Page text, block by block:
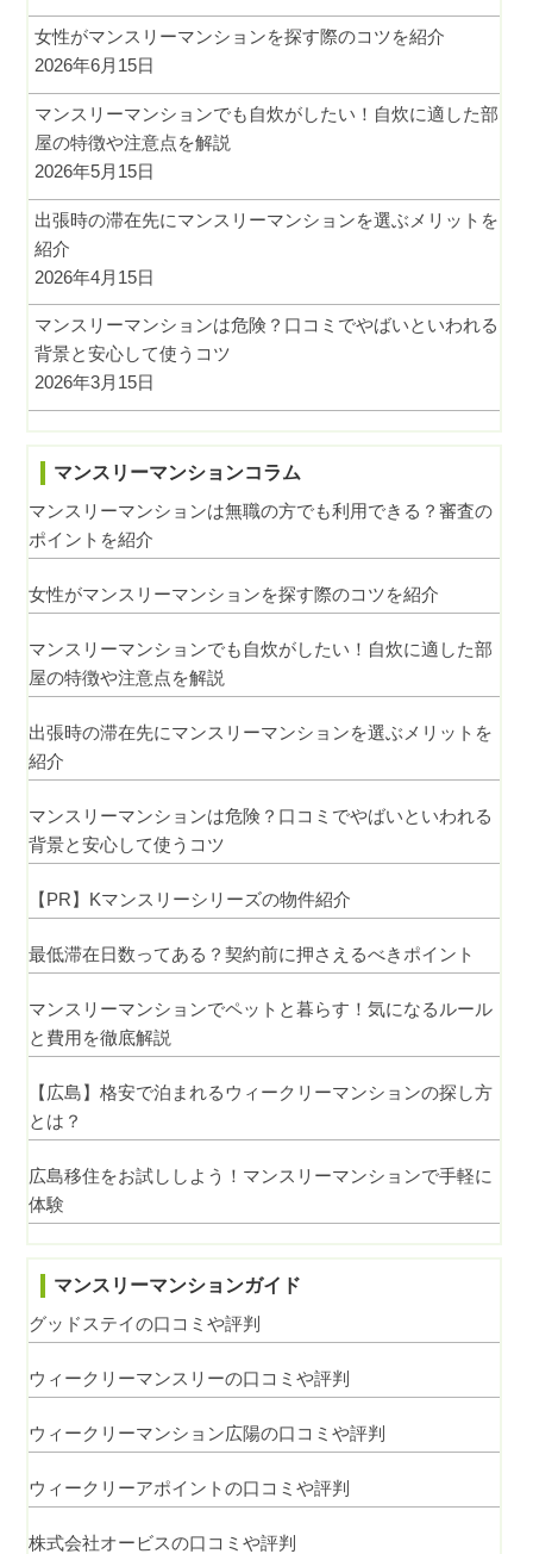
女性がマンスリーマンションを探す際のコツを紹介
2026年6月15日
マンスリーマンションでも自炊がしたい！自炊に適した部
屋の特徴や注意点を解説
2026年5月15日
出張時の滞在先にマンスリーマンションを選ぶメリットを
紹介
2026年4月15日
マンスリーマンションは危険？口コミでやばいといわれる
背景と安心して使うコツ
2026年3月15日
マンスリーマンションコラム
マンスリーマンションは無職の方でも利用できる？審査の
ポイントを紹介
女性がマンスリーマンションを探す際のコツを紹介
マンスリーマンションでも自炊がしたい！自炊に適した部
屋の特徴や注意点を解説
出張時の滞在先にマンスリーマンションを選ぶメリットを
紹介
マンスリーマンションは危険？口コミでやばいといわれる
背景と安心して使うコツ
【PR】Kマンスリーシリーズの物件紹介
最低滞在日数ってある？契約前に押さえるべきポイント
マンスリーマンションでペットと暮らす！気になるルール
と費用を徹底解説
【広島】格安で泊まれるウィークリーマンションの探し方
とは？
広島移住をお試ししよう！マンスリーマンションで手軽に
体験
マンスリーマンションガイド
グッドステイの口コミや評判
ウィークリーマンスリーの口コミや評判
ウィークリーマンション広陽の口コミや評判
ウィークリーアポイントの口コミや評判
株式会社オービスの口コミや評判